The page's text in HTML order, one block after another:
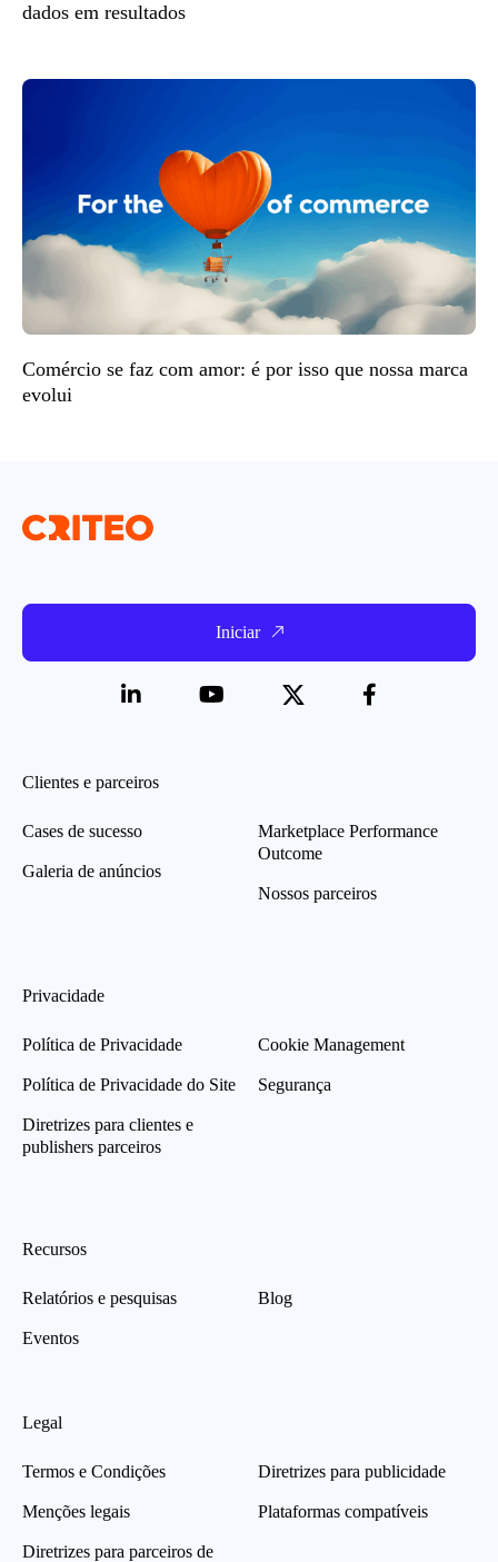
dados em resultados
Comércio se faz com amor: é por isso que nossa marca
evolui
Iniciar
Clientes e parceiros
Cases de sucesso
Galeria de anúncios
Marketplace Performance
Outcome
Nossos parceiros
Privacidade
Política de Privacidade
Política de Privacidade do Site
Diretrizes para clientes e
publishers parceiros
Cookie Management
Segurança
Recursos
Relatórios e pesquisas
Eventos
Blog
Legal
Termos e Condições
Menções legais
Diretrizes para parceiros de
Diretrizes para publicidade
Plataformas compatíveis